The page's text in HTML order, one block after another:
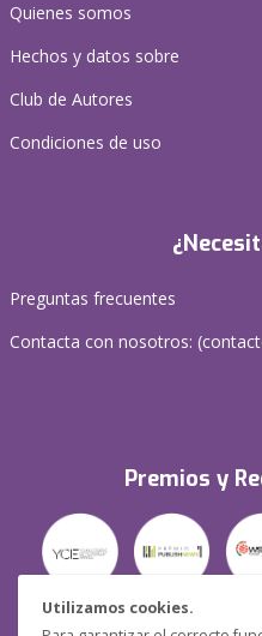
Utilizamos cookies.
Quienes somos
Hechos y datos sobre
Club de Autores
Condiciones de uso
Preguntas frecuentes
Contacta con nosotros: (
Premios y